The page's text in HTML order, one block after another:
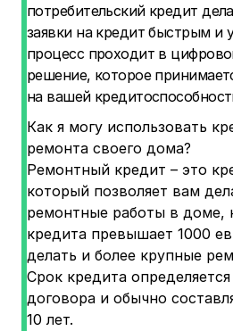
потребительский кредит
заявки на кредит быстрым и
процесс проходит в
решение, которое
на вашей
Как я могу использовать
ремонта своего дома?
Ремонтный кредит – это
который позволяет вам
ремонтные работы в доме,
кредита превышает 1000
делать и более крупные
Срок кредита
договора и обычно
10 лет.